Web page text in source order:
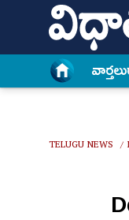
వార్త‌లు
TELUGU NEWS /